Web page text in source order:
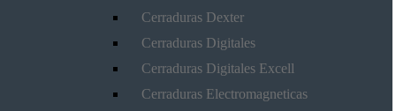
Cerraduras Dexter
Cerraduras Digitales
Cerraduras Digitales Excell
Cerraduras Electromagneticas